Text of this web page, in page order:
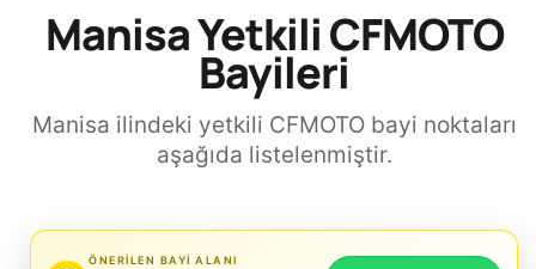
Manisa Yetkili CFMOTO
Bayileri
Manisa ilindeki yetkili CFMOTO bayi noktaları
aşağıda listelenmiştir.
ÖNERILEN BAYI ALANI